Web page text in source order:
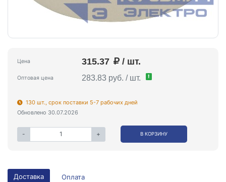
Цена 315.37 / шт.
Оптовая цена 283.83 руб. / шт. !
130 шт., срок поставки 5-7 рабочих дней
Обновлено 30.07.2026
- + В КОРЗИНУ
Доставка Оплата